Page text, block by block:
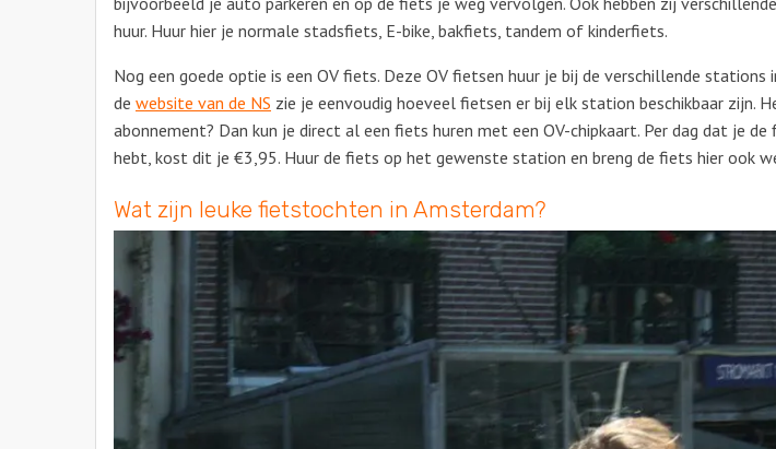
huur. Huur hier je normale stadsfiets, E-bike, bakfiets, tandem of kinderfiets.
Nog een goede optie is een OV fiets. Deze OV fietsen huur je bij de verschillende stations
de website van de NS zie je eenvoudig hoeveel fietsen er bij elk station beschikbaar zijn.
abonnement? Dan kun je direct al een fiets huren met een OV-chipkaart. Per dag dat je de
hebt, kost dit je €3,95. Huur de fiets op het gewenste station en breng de fiets hier ook
Wat zijn leuke fietstochten in Amsterdam?